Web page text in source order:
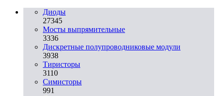
Диоды
27345
Мосты выпрямительные
3336
Дискретные полупроводниковые модули
3938
Тиристоры
3110
Симисторы
991